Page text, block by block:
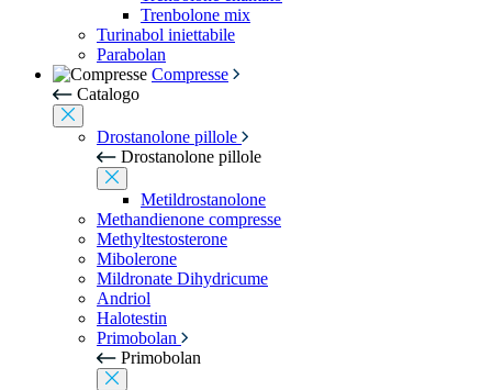
Trenbolone mix
Turinabol iniettabile
Parabolan
Сompresse
Catalogo
Drostanolone pillole
Drostanolone pillole
Metildrostanolone
Methandienone compresse
Methyltestosterone
Mibolerone
Mildronate Dihydricume
Andriol
Halotestin
Primobolan
Primobolan